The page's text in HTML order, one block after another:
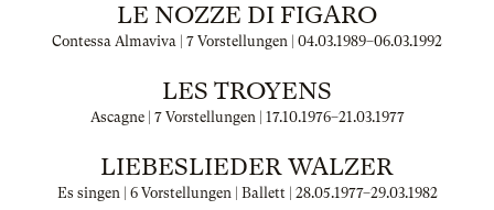
LE NOZZE DI FIGARO
Contessa Almaviva | 7 Vorstellungen | 04.03.1989–06.03.1992
LES TROYENS
Ascagne | 7 Vorstellungen | 17.10.1976–21.03.1977
LIEBESLIEDER WALZER
Es singen | 6 Vorstellungen | Ballett | 28.05.1977–29.03.1982